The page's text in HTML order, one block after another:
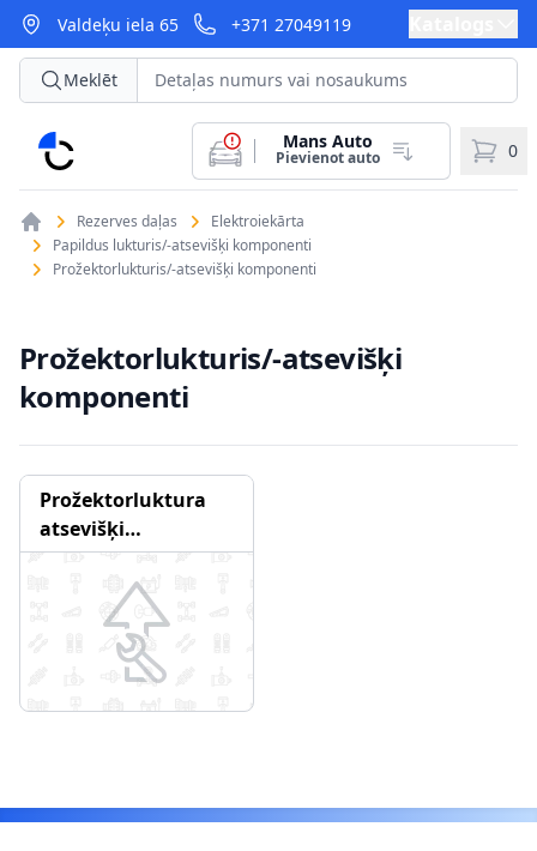
Valdeķu iela 65 +371 27049119
CarParts
Meklēt
Mans Auto
Pievienot auto 0
Rezerves daļas
Elektroiekārta
Papildus lukturis/-atsevišķi komponenti
Prožektorlukturis/-atsevišķi komponenti
Prožektorlukturis/-atsevišķi
komponenti
Prožektorluktura
atsevišķi
komponenti